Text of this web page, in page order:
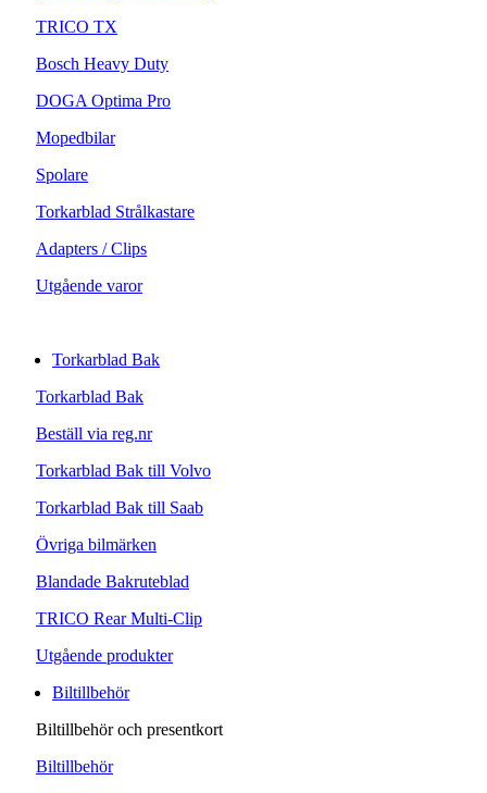
TRICO TX
Bosch Heavy Duty
DOGA Optima Pro
Mopedbilar
Spolare
Torkarblad Strålkastare
Adapters / Clips
Utgående varor
Torkarblad Bak
Torkarblad Bak
Beställ via reg.nr
Torkarblad Bak till Volvo
Torkarblad Bak till Saab
Övriga bilmärken
Blandade Bakruteblad
TRICO Rear Multi-Clip
Utgående produkter
Biltillbehör
Biltillbehör och presentkort
Biltillbehör